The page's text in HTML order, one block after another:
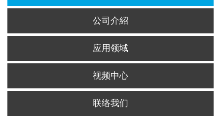
公司介紹
应用领域
视频中心
联络我们